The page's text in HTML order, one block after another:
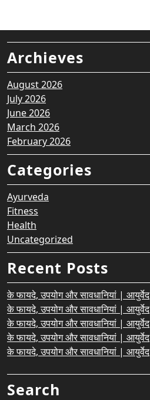
Archieves
August 2026
July 2026
June 2026
March 2026
February 2026
Categories
Ayurveda
Fitness
Health
Uncategorized
Recent Posts
के फायदे, उपयोग और सावधानियां | आयुर्वेद
के फायदे, उपयोग और सावधानियां | आयुर्वेद
के फायदे, उपयोग और सावधानियां | आयुर्वेद
के फायदे, उपयोग और सावधानियां | आयुर्वेद
के फायदे, उपयोग और सावधानियां | आयुर्वेद
Search